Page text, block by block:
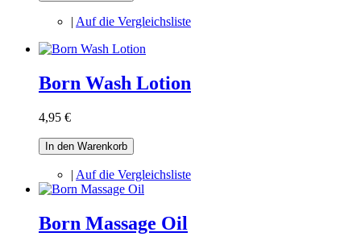
| Auf die Vergleichsliste
Born Wash Lotion
4,95 €
In den Warenkorb
| Auf die Vergleichsliste
Born Massage Oil